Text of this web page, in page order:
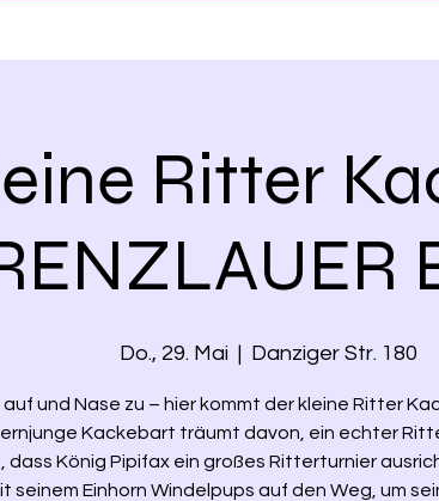
Ritter
Do., 29. Mai
  |
Danziger Str. 180
und Nase zu – hier kommt der kleine Ritter
Kackebart träumt davon, ein echter
dass König Pipifax ein großes Ritterturnier
seinem Einhorn Windelpups auf den Weg, um